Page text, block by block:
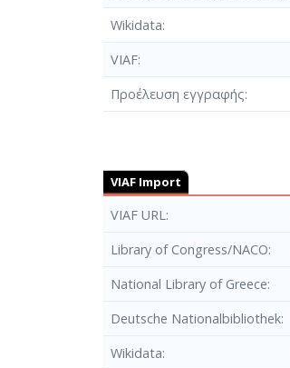
Wikidata
VIAF
Προέλευση εγγραφής
VIAF Import
VIAF URL
Library of Congress/NACO
National Library of Greece
Deutsche Nationalbibliothek
Wikidata